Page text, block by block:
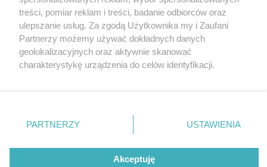
Nie zapomnij
zapoznać się z:
polityką prywatności regulamin korzystania z portali
Twojemiasto
Piekary Śląskie
Chorzów
Tarnowskie Góry
Gliwice
Skontakuj sięz nami
Kontakt
Wydawca
Redakcja
treści, pomiar reklam i treści, badanie odbiorców oraz
ulepszanie usług. Za zgodą Użytkownika my i Zaufani
Partnerzy możemy używać dokładnych danych
geolokalizacyjnych oraz aktywnie skanować
charakterystykę urządzenia do celów identyfikacji.
zmienić/wycofać klikając przycisk ustawień prywatności
znajdujący się w lewym dolnym rogu strony
rodzaje przetwarzania danych nie wymagają zgody
użytkownika, ale masz prawo sprzeciwić się takiemu
PARTNERZY USTAWIENIA
Akceptuję